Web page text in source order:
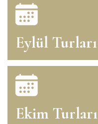
Eylül Turları
Ekim Turları